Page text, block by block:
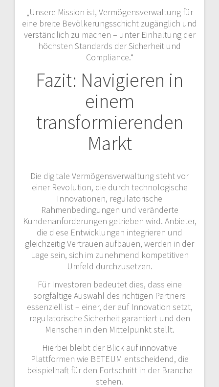
„Unsere Mission ist, Vermögensverwaltung für
eine breite Bevölkerungsschicht zugänglich und
verständlich zu machen – unter Einhaltung der
höchsten Standards der Sicherheit und
Compliance.“
Fazit: Navigieren in
einem
transformierenden
Markt
Die digitale Vermögensverwaltung steht vor
einer Revolution, die durch technologische
Innovationen, regulatorische
Rahmenbedingungen und veränderte
Kundenanforderungen getrieben wird. Anbieter,
die diese Entwicklungen integrieren und
gleichzeitig Vertrauen aufbauen, werden in der
Lage sein, sich im zunehmend kompetitiven
Umfeld durchzusetzen.
Für Investoren bedeutet dies, dass eine
sorgfältige Auswahl des richtigen Partners
essenziell ist – einer, der auf Innovation setzt,
regulatorische Sicherheit garantiert und den
Menschen in den Mittelpunkt stellt.
Hierbei bleibt der Blick auf innovative
Plattformen wie BETEUM entscheidend, die
beispielhaft für den Fortschritt in der Branche
stehen.